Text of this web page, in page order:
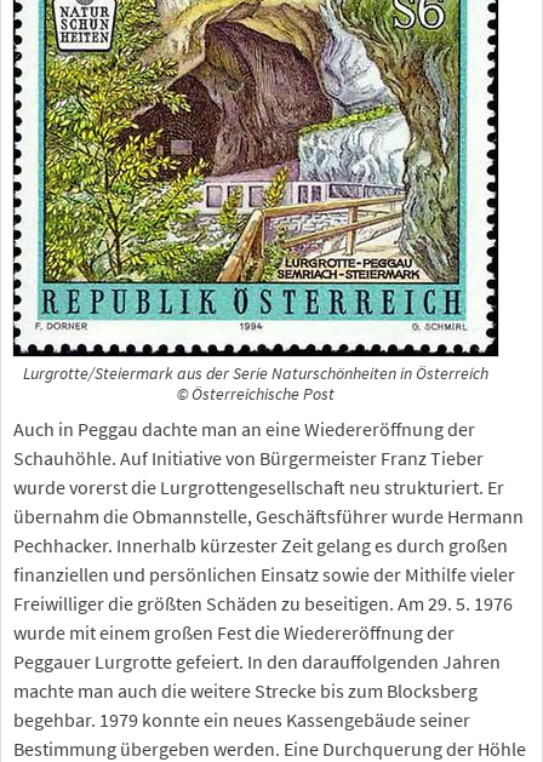
Lurgrotte/Steiermark aus der Serie Naturschönheiten in Österreich
© Österreichische Post
Auch in Peggau dachte man an eine Wiedereröffnung der
Schauhöhle. Auf Initiative von Bürgermeister Franz Tieber
wurde vorerst die Lurgrottengesellschaft neu strukturiert. Er
übernahm die Obmannstelle, Geschäftsführer wurde Hermann
Pechhacker. Innerhalb kürzester Zeit gelang es durch großen
finanziellen und persönlichen Einsatz sowie der Mithilfe vieler
Freiwilliger die größten Schäden zu beseitigen. Am 29. 5. 1976
wurde mit einem großen Fest die Wiedereröffnung der
Peggauer Lurgrotte gefeiert. In den darauffolgenden Jahren
machte man auch die weitere Strecke bis zum Blocksberg
begehbar. 1979 konnte ein neues Kassengebäude seiner
Bestimmung übergeben werden. Eine Durchquerung der Höhle